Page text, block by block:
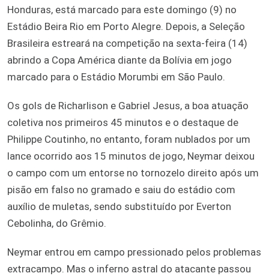
Honduras, está marcado para este domingo (9) no
Estádio Beira Rio em Porto Alegre. Depois, a Seleção
Brasileira estreará na competição na sexta-feira (14)
abrindo a Copa América diante da Bolívia em jogo
marcado para o Estádio Morumbi em São Paulo.
Os gols de Richarlison e Gabriel Jesus, a boa atuação
coletiva nos primeiros 45 minutos e o destaque de
Philippe Coutinho, no entanto, foram nublados por um
lance ocorrido aos 15 minutos de jogo, Neymar deixou
o campo com um entorse no tornozelo direito após um
pisão em falso no gramado e saiu do estádio com
auxílio de muletas, sendo substituído por Everton
Cebolinha, do Grêmio.
Neymar entrou em campo pressionado pelos problemas
extracampo. Mas o inferno astral do atacante passou